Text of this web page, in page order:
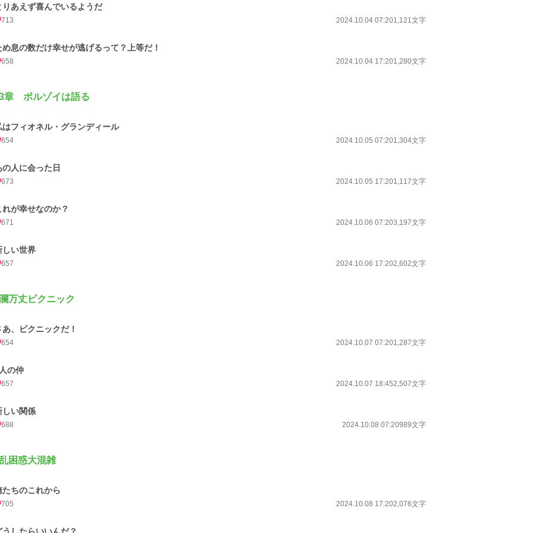
りあえず喜んでいるようだ
713 2024.10.04 07:201,121文字
め息の数だけ幸せが逃げるって？上等だ！
658 2024.10.04 17:201,280文字
章 ボルゾイは語る
はフィオネル・グランディール
654 2024.10.05 07:201,304文字
の人に会った日
673 2024.10.05 17:201,117文字
れが幸せなのか？
671 2024.10.06 07:203,197文字
しい世界
657 2024.10.06 17:202,602文字
万丈ピクニック
あ、ピクニックだ！
654 2024.10.07 07:201,287文字
の仲
657 2024.10.07 18:452,507文字
しい関係
688 2024.10.08 07:20989文字
困惑大混雑
たちのこれから
705 2024.10.08 17:202,076文字